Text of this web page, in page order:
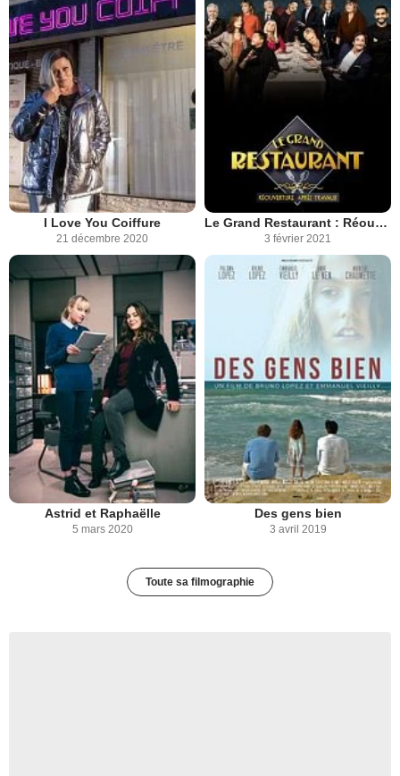
I Love You Coiffure
21 décembre 2020
Le Grand Restaurant : Réouverture après travaux
3 février 2021
Astrid et Raphaëlle
5 mars 2020
Des gens bien
3 avril 2019
Toute sa filmographie